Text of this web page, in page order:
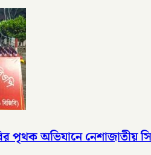
পৃথক অভিযানে